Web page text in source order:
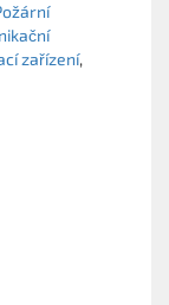
zařízení